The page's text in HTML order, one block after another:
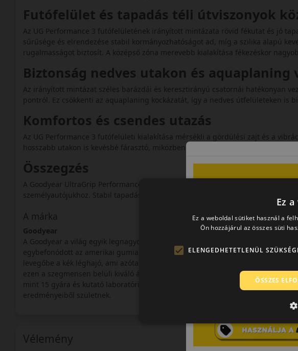
Futófelület és tapadás téli útviszonyok
Az UG Performance 3 futófelületének irányított mintázata rövid fékutat és jó
sűrűsége és elrendezése stabil kormányozhatóságot ad, míg a szilika alapú
rugalmasságot biztosít. A középső zóna merevebb kialakítása fékezéskor
Biztonság nedves utakon és aquaplaning
Az irányított mintázat széles barázdái és keresztirányú csatornái hatékonyan
pontról. Ez csökkenti az aquaplaning kockázatát, így a nedves útfelületeken is
Komfortos és csendes utazás
Az UG Performance 3 futófelületi kialakítása mérsékli a gördülési zajt és a
hosszabb utakon is kevésbé fárasztó, miközben a stabilitás és biztonság
Összegzés
A Goodyear UltraGrip Performance 3 jó választás azoknak, akik bevált,
személyautójukhoz. Stabil tapadása, rövid fékútja és kényelmes futása révén
A márka
Goodyear
A Goodyear a világ egyik legnagyobb gumiabroncs gyártó vállalata. 1889-es
egybefonódott az amerikai gumiabroncs gyártás kalandos történetével. Majd
levegőbe a kék léghajó, ami azóta is egybeforrt a márka arculatával. Termékei
ezen a szegmensen belüli kiváló ár/érték arányukkal hódítanak. Habár a
mint 15 gyára és kutató laboratóriuma van. Az öreg-kontinens piacaira szánt
eredményeiből születnek.
Vélemény
Ez
Ez a weboldal sütiket használ a
Ön hozzájárul az összes süti
ELENGEDHETETLENÜL
ÖSSZES